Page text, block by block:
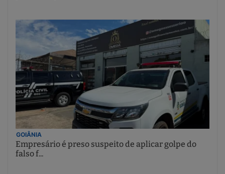
GOIÂNIA
Empresário é preso suspeito de aplicar golpe do
falso f...